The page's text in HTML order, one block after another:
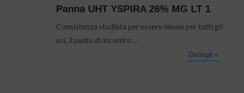
Panna UHT YSPIRA 26% MG LT 1
Consistenza studiata per essere ideale per tutti gli
usi, il punto di incontro ...
Dettagli »